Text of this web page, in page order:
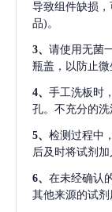
导致组件缺损
品)。
3、 请使用无菌
瓶盖，以防止微
4、 手工洗板时
孔。不充分的洗
5、 检测过程中
后及时将试剂
6、 在未经确认
其他来源的试剂